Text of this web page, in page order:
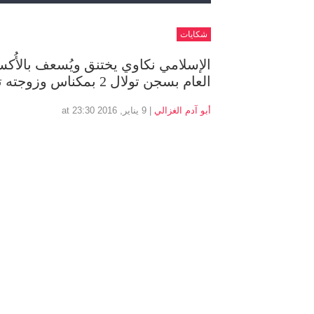
شكايات
الإسلامي نكاوي يختنق ويُسعف
العام بسجن تولال 2 بمكناس وزوجته تطالب بإنقاذه مما هو فيه وتقريبه منها بطنجة
أبو آدم الغزالي